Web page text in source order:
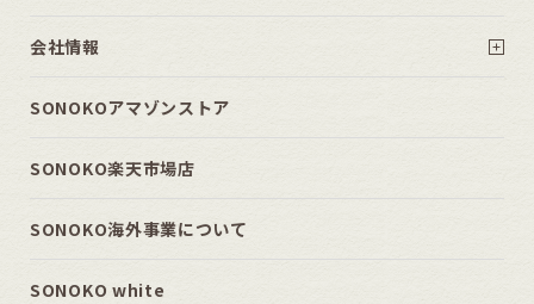
会社情報
SONOKOアマゾンストア
SONOKO楽天市場店
SONOKO海外事業について
SONOKO white